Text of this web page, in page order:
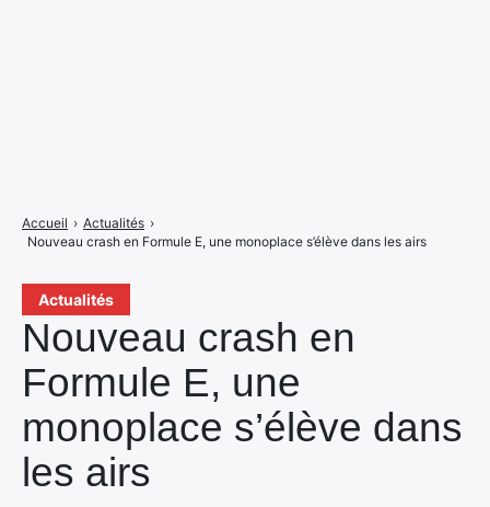
Actualités
Nouveau crash en
Formule E, une
monoplace s’élève dans
les airs
Accueil › Actualités ›
Nouveau crash en Formule E, une monoplace s’élève dans les airs